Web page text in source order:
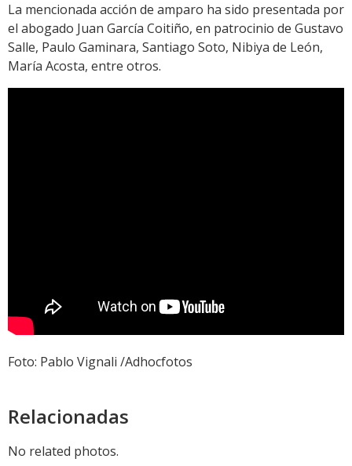
La mencionada acción de amparo ha sido presentada por
el abogado Juan García Coitiño, en patrocinio de Gustavo
Salle, Paulo Gaminara, Santiago Soto, Nibiya de León,
María Acosta, entre otros.
Foto: Pablo Vignali /Adhocfotos
Relacionadas
No related photos.